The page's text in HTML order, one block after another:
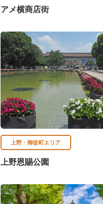
アメ横商店街
上野・御徒町エリア
上野恩賜公園